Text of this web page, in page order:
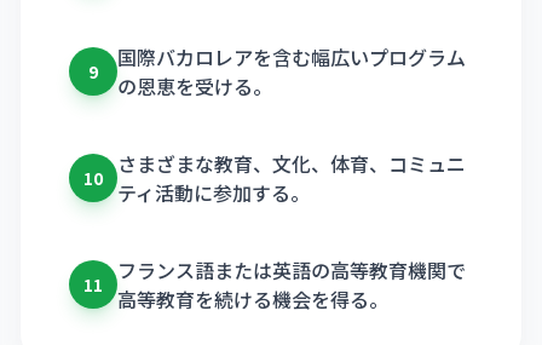
9
国際バカロレアを含む幅広いプログラム
の恩恵を受ける。
10
さまざまな教育、文化、体育、コミュニ
ティ活動に参加する。
11
フランス語または英語の高等教育機関で
高等教育を続ける機会を得る。